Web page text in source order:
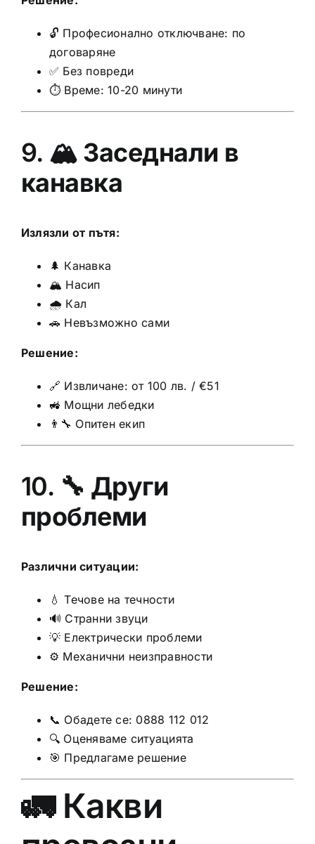
🔓 Професионално отключване: по
договаряне
✅ Без повреди
⏱️ Време: 10-20 минути
9. 🏔️ Заседнали в
канавка
Излязли от пътя:
🌲 Канавка
🏔️ Насип
🌧️ Кал
🚗 Невъзможно сами
Решение:
🔗 Извличане: от 100 лв. / €51
🚜 Мощни лебедки
👨‍🔧 Опитен екип
10. 🔧 Други
проблеми
Различни ситуации:
💧 Течове на течности
🔊 Странни звуци
💡 Електрически проблеми
⚙️ Механични неизправности
Решение:
📞 Обадете се: 0888 112 012
🔍 Оценяваме ситуацията
🎯 Предлагаме решение
🚛 Какви